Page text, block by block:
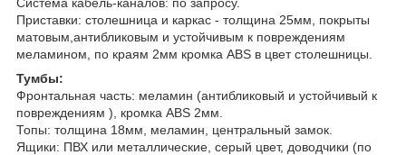
Приставки: cтолешница и каркас - толщина 25мм, покрыты
матовым,антибликовым и устойчивым к повреждениям
меламином, по краям 2мм кромка ABS в цвет столешницы.
Тумбы:
Фронтальная часть: меламин (антибликовый и устойчивый к
повреждениям ), кромка ABS 2мм.
Топы: толщина 18мм, меламин, центральный замок.
Ящики: ПВХ или металлические, серый цвет, доводчики (по